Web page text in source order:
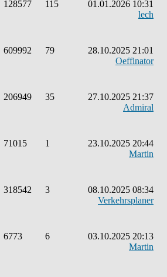
128577 115
01.01.2026 10:31
lech
609992 79
28.10.2025 21:01
Oeffinator
206949 35
27.10.2025 21:37
Admiral
71015 1
23.10.2025 20:44
Martin
318542 3
08.10.2025 08:34
Verkehrsplaner
6773 6
03.10.2025 20:13
Martin